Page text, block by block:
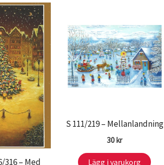
316 – Med
S 111/219 – Mellanlandning
30kr
Lägg i varukorg